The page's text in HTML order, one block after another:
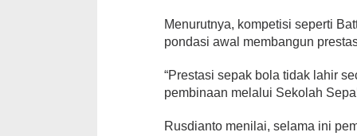
Menurutnya, kompetisi seperti
pondasi awal membangun
“Prestasi sepak bola tidak lahir
pembinaan melalui Sekolah
Rusdianto menilai, selama ini